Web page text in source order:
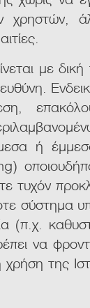
χρηστών,
με
ή
τυχόν
σύστημα
(π.χ.
να
της